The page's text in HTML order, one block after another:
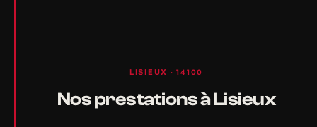
LISIEUX · 14100
Nos prestations à Lisieux